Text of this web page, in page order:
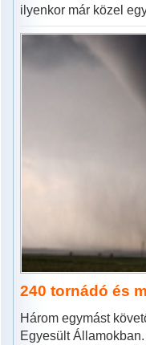
ilyenkor már közel
240 tornádó és
Három egymást
Egyesült